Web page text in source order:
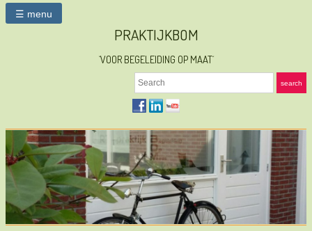
☰ menu
PRAKTIJKBOM
`VOOR BEGELEIDING OP MAAT´
Search search